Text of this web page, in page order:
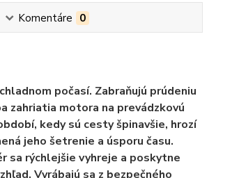
Komentáre 0
počasí. Zabraňujú prúdeniu
zahriatia motora na prevádzkovú
kedy sú cesty špinavšie, hrozí
jeho šetrenie a úsporu času.
sa rýchlejšie vyhreje a poskytne
Vyrábajú sa z bezpečného